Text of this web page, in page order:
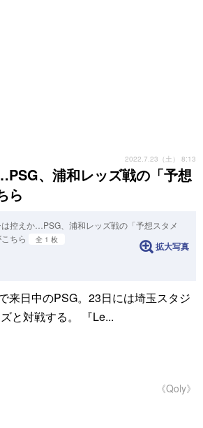
、浦和レッズ戦の「予想
ら
2022.7.23（土） 8:13
は控えか…PSG、浦和レッズ戦の「予想スタメ
ちら
全 1 枚
拡大写真
来日中のPSG。23日には埼玉スタジ
と対戦する。 『Le...
《Qoly》